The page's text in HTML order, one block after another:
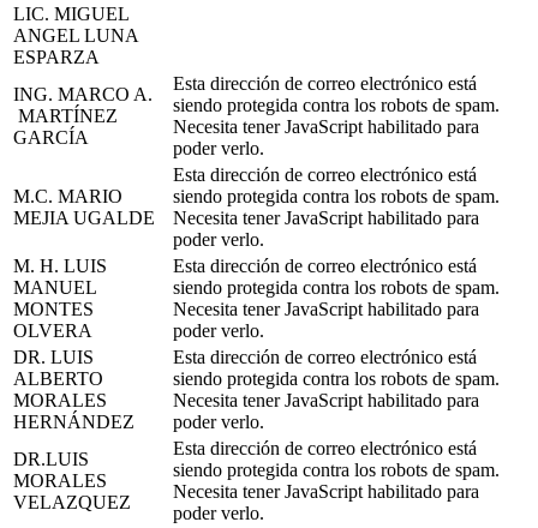
LIC. MIGUEL
ANGEL LUNA
ESPARZA
ING. MARCO A.
MARTÍNEZ
GARCÍA
Esta dirección de correo electrónico está
siendo protegida contra los robots de spam.
Necesita tener JavaScript habilitado para
poder verlo.
M.C. MARIO
MEJIA UGALDE
Esta dirección de correo electrónico está
siendo protegida contra los robots de spam.
Necesita tener JavaScript habilitado para
poder verlo.
M. H. LUIS
MANUEL
MONTES
OLVERA
Esta dirección de correo electrónico está
siendo protegida contra los robots de spam.
Necesita tener JavaScript habilitado para
poder verlo.
DR. LUIS
ALBERTO
MORALES
HERNÁNDEZ
Esta dirección de correo electrónico está
siendo protegida contra los robots de spam.
Necesita tener JavaScript habilitado para
poder verlo.
DR.LUIS
MORALES
VELAZQUEZ
Esta dirección de correo electrónico está
siendo protegida contra los robots de spam.
Necesita tener JavaScript habilitado para
poder verlo.